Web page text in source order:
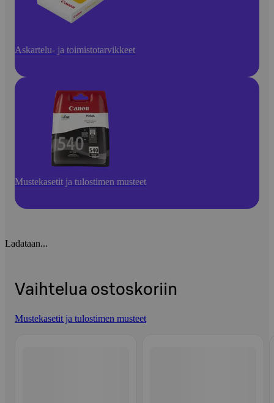
Askartelu- ja toimistotarvikkeet
Mustekasetit ja tulostimen musteet
Ladataan...
Vaihtelua ostoskoriin
Mustekasetit ja tulostimen musteet